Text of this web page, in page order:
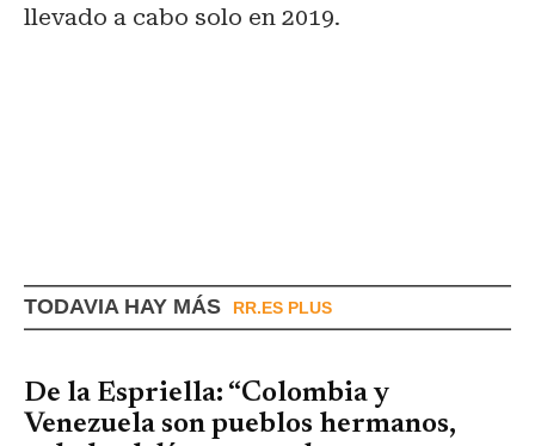
llevado a cabo solo en 2019.
TODAVIA HAY MÁS RR.ES PLUS
De la Espriella: “Colombia y
Venezuela son pueblos hermanos,